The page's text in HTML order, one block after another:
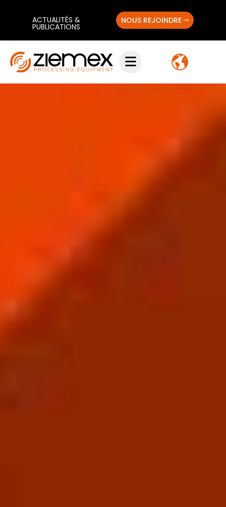
ACTUALITÉS &
PUBLICATIONS
NOUS REJOINDRE